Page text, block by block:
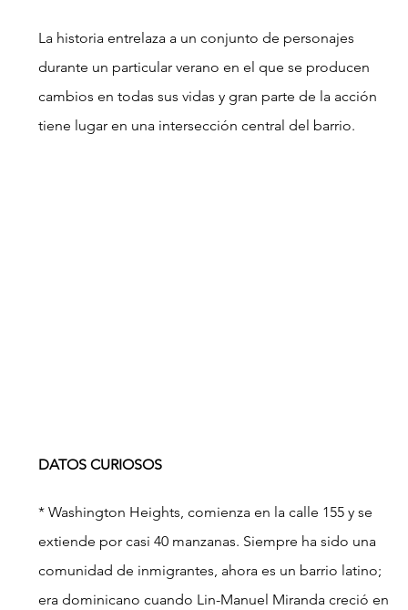
La historia entrelaza a un conjunto de personajes
durante un particular verano en el que se producen
cambios en todas sus vidas y gran parte de la acción
tiene lugar en una intersección central del barrio.
DATOS CURIOSOS
* Washington Heights, comienza en la calle 155 y se
extiende por casi 40 manzanas. Siempre ha sido una
comunidad de inmigrantes, ahora es un barrio latino;
era dominicano cuando Lin-Manuel Miranda creció en